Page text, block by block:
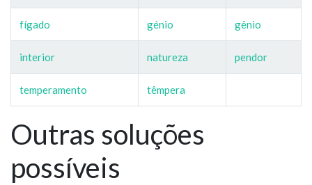
fígado génio gênio
interior natureza pendor
temperamento têmpera
Outras soluções
possíveis